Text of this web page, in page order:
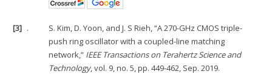
[3] .
S. Kim, D. Yoon, and J. S Rieh, “A 270-GHz CMOS triple-
push ring oscillator with a coupled-line matching
network,” IEEE Transactions on Terahertz Science and
Technology, vol. 9, no. 5, pp. 449-462, Sep. 2019.